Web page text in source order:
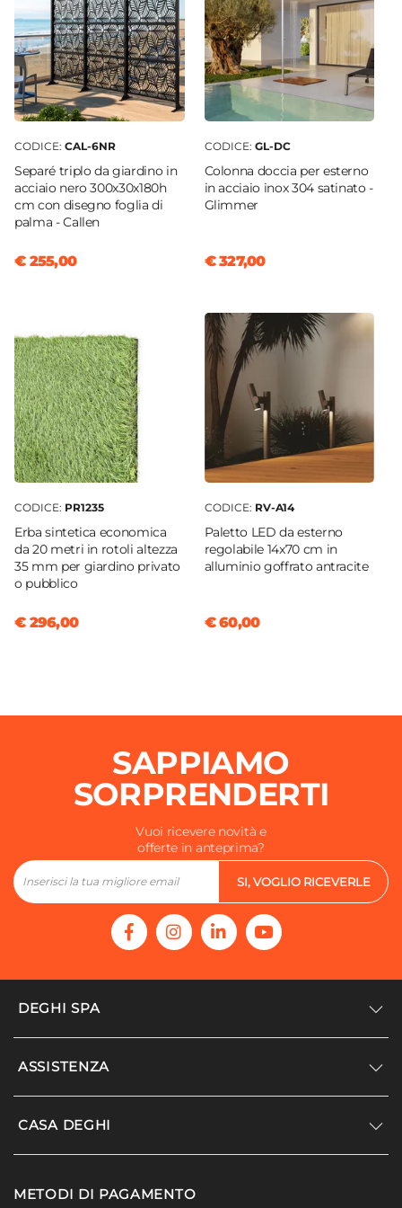
62 cm
Materiale Piano
Vetro temperato
Colore Piano
Trasparente
Materiale Struttura
Polyrattan
Colore Struttura
Grigio
33 cm
CODICE: CAL-6NR
Separé triplo da giardino in
acciaio nero 300x30x180h
cm con disegno foglia di
palma - Callen
€ 255,00
CODICE: GL-DC
Colonna doccia per esterno
in acciaio inox 304 satinato -
Glimmer
€ 327,00
CODICE: PR1235
Erba sintetica economica
da 20 metri in rotoli altezza
35 mm per giardino privato
o pubblico
€ 296,00
CODICE: RV-A14
Paletto LED da esterno
regolabile 14x70 cm in
alluminio goffrato antracite
€ 60,00
SAPPIAMO
SORPRENDERTI
Vuoi ricevere novità e
offerte in anteprima?
SI, VOGLIO RICEVERLE
DEGHI SPA
Accedi/Registrati
Modello organizzativo e codice etico
ASSISTENZA
Supporto
Agevolazioni fiscali
CASA DEGHI
I nostri luoghi
METODI DI PAGAMENTO